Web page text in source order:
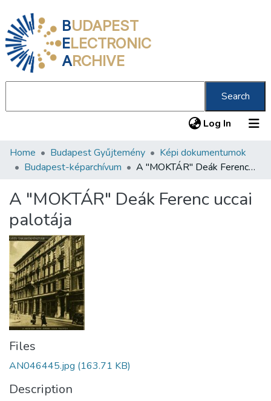
BUDAPEST
ELECTRONIC
ARCHIVE
Search
Log In (current)
Communities & Collections
Statistics
About us
Home Budapest Gyűjtemény
Képi dokumentumok
Budapest-képarchívum
A "MOKTÁR" Deák Ferenc uccai palotája
A "MOKTÁR" Deák Ferenc uccai
palotája
Files
AN046445.jpg (163.71 KB)
Description